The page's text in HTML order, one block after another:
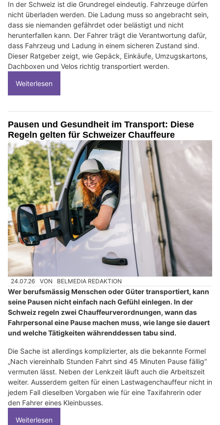
In der Schweiz ist die Grundregel eindeutig. Fahrzeuge dürfen
nicht überladen werden. Die Ladung muss so angebracht sein,
dass sie niemanden gefährdet oder belästigt und nicht
herunterfallen kann. Der Fahrer trägt die Verantwortung dafür,
dass Fahrzeug und Ladung in einem sicheren Zustand sind.
Dieser Ratgeber zeigt, wie Gepäck, Einkäufe, Umzugskartons,
Dachboxen und Velos richtig transportiert werden.
Weiterlesen
Pausen und Gesundheit im Transport: Diese
Regeln gelten für Schweizer Chauffeure
24.07.26 VON BELMEDIA REDAKTION
Wer berufsmässig Menschen oder Güter transportiert, kann
seine Pausen nicht einfach nach Gefühl einlegen. In der
Schweiz regeln zwei Chauffeurverordnungen, wann das
Fahrpersonal eine Pause machen muss, wie lange sie dauert
und welche Tätigkeiten währenddessen tabu sind.
Die Sache ist allerdings komplizierter, als die bekannte Formel
„Nach viereinhalb Stunden Fahrt sind 45 Minuten Pause fällig“
vermuten lässt. Neben der Lenkzeit läuft auch die Arbeitszeit
weiter. Ausserdem gelten für einen Lastwagenchauffeur nicht in
jedem Fall dieselben Vorgaben wie für eine Taxifahrerin oder
den Fahrer eines Kleinbusses.
Weiterlesen